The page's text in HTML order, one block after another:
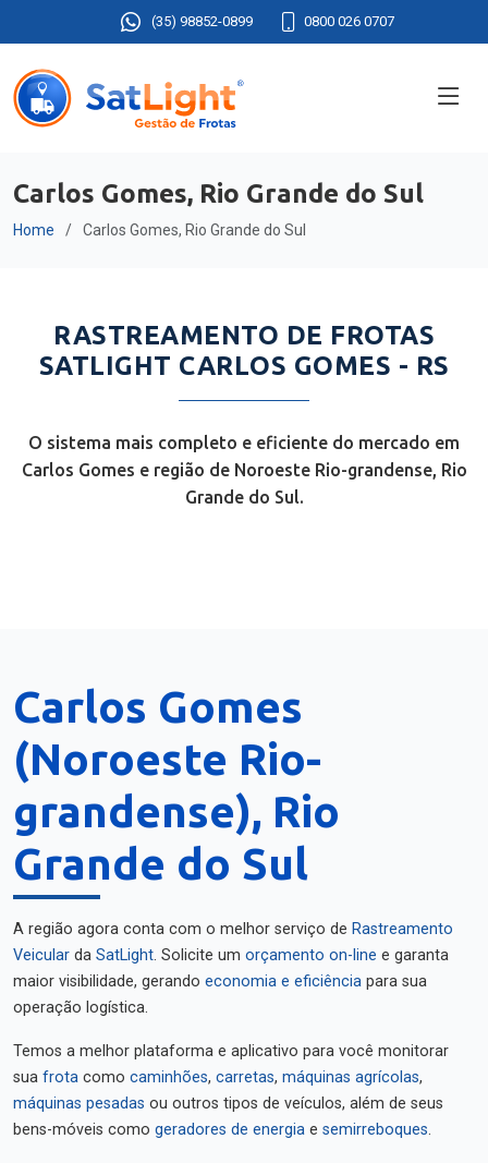
(35) 98852-0899 0800 026 0707
Carlos Gomes, Rio Grande do Sul
Home Carlos Gomes, Rio Grande do Sul
RASTREAMENTO DE FROTAS
SATLIGHT CARLOS GOMES - RS
O sistema mais completo e eficiente do mercado em
Carlos Gomes e região de Noroeste Rio-grandense, Rio
Grande do Sul.
Carlos Gomes
(Noroeste Rio-
grandense), Rio
Grande do Sul
A região agora conta com o melhor serviço de Rastreamento
Veicular da SatLight. Solicite um orçamento on-line e garanta
maior visibilidade, gerando economia e eficiência para sua
operação logística.
Temos a melhor plataforma e aplicativo para você monitorar
sua frota como caminhões, carretas, máquinas agrícolas,
máquinas pesadas ou outros tipos de veículos, além de seus
bens-móveis como geradores de energia e semirreboques.